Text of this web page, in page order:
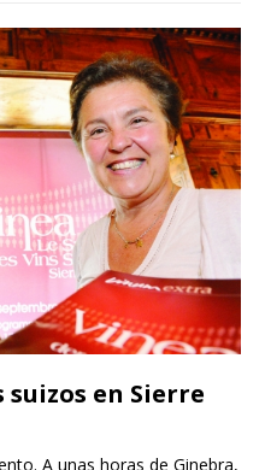
suizos en Sierre
A unas horas de Ginebra,